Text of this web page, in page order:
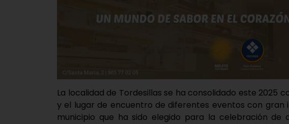
La localidad de Tordesillas se ha consolidado este 2025
y el lugar de encuentro de diferentes eventos con gran
municipio que ha sido elegido para la celebración de